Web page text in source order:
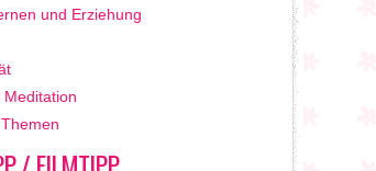
und Erziehung
Meditation